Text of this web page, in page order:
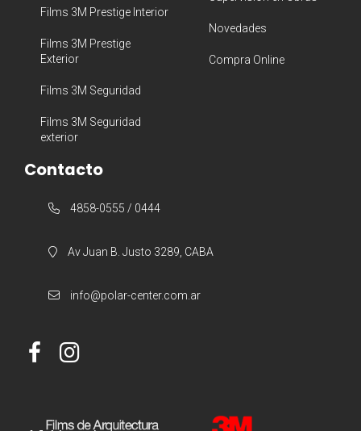
Films 3M Prestige Interior
Films 3M Prestige
Exterior
Films 3M Seguridad
Films 3M Seguridad
exterior
Novedades
Compra Online
Contacto
4858-0555 / 0444
Av Juan B. Justo 3289, CABA
info@polar-center.com.ar